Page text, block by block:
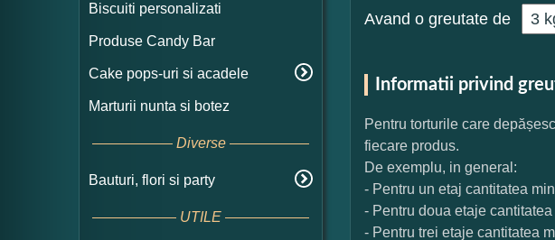
Biscuiti personalizati
Produse Candy Bar
Cake pops-uri si acadele
Marturii nunta si botez
Diverse
Bauturi, flori si party
UTILE
Avand o greutate de
Informatii privind
Pentru torturile care
fiecare produs.
De exemplu, in general:
- Pentru un etaj cantitatea
- Pentru doua etaje
- Pentru trei etaje cantitatea